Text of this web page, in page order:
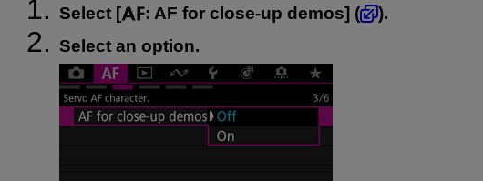
Select [ : AF for close-up demos] (
).
Select an option.